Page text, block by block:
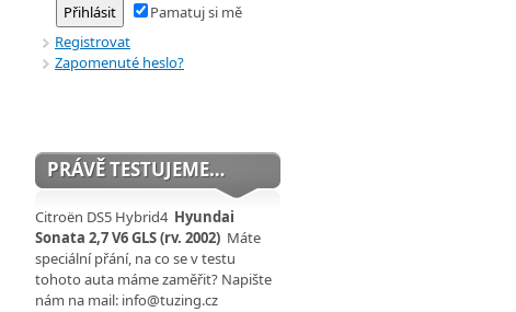
Pamatuj si mě
Registrovat
Zapomenuté heslo?
PRÁVĚ TESTUJEME…
Citroën DS5 Hybrid4 Hyundai
Sonata 2,7 V6 GLS (rv. 2002) Máte
speciální přání, na co se v testu
tohoto auta máme zaměřit? Napište
nám na mail: info@tuzing.cz